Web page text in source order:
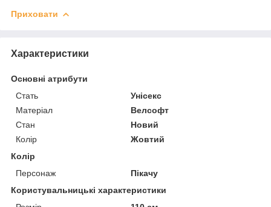
Приховати
Характеристики
Основні атрибути
Стать
Унісекс
Матеріал
Велсофт
Стан
Новий
Колір
Жовтий
Колір
Персонаж
Пікачу
Користувальницькі характеристики